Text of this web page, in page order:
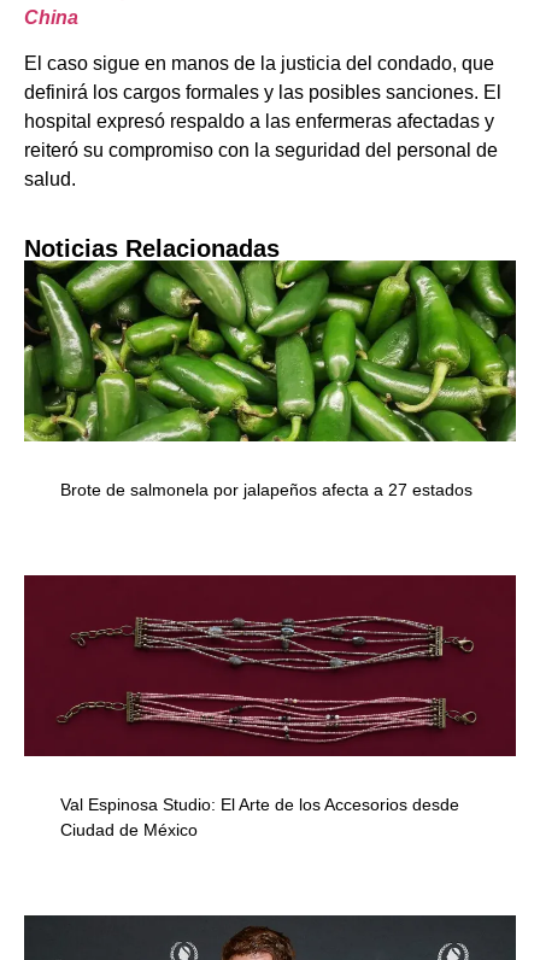
China
El caso sigue en manos de la justicia del condado, que
definirá los cargos formales y las posibles sanciones. El
hospital expresó respaldo a las enfermeras afectadas y
reiteró su compromiso con la seguridad del personal de
salud.
Noticias Relacionadas
Brote de salmonela por jalapeños afecta a 27 estados
Val Espinosa Studio: El Arte de los Accesorios desde
Ciudad de México